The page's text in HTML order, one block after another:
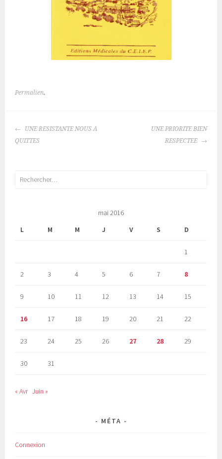
Permalien.
NAVIGATION
DES
UNE RESISTANTE NOUS A
QUITTES
UNE PRIORITE BIEN
RESPECTEE
Rechercher :
mai 2016
L
M M J V S D
1
2 3 4 5 6 7 8
9 10 11 12 13 14 15
16 17 18 19 20 21 22
23 24 25 26 27 28 29
30 31
« Avr Juin »
MÉTA
Connexion